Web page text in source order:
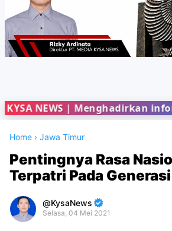
| Menghadirkan
Home › Jawa Timur
Pentingnya Rasa
Terpatri Pada
KysaNews
Selasa, 04 Mei 2021